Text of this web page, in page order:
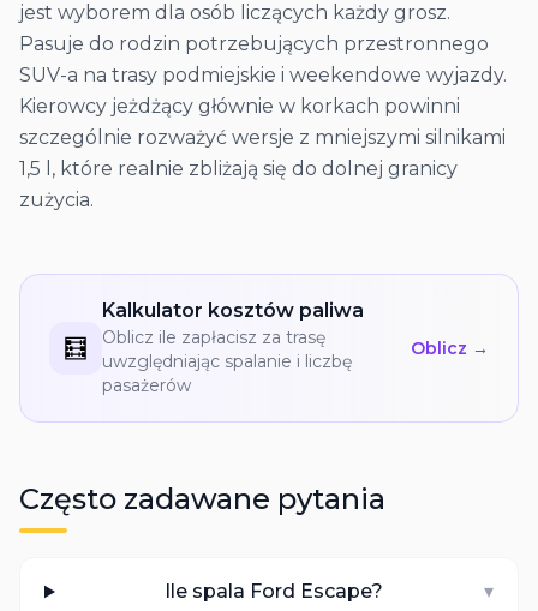
jest wyborem dla osób liczących każdy grosz.
Pasuje do rodzin potrzebujących przestronnego
SUV-a na trasy podmiejskie i weekendowe wyjazdy.
Kierowcy jeżdżący głównie w korkach powinni
szczególnie rozważyć wersje z mniejszymi silnikami
1,5 l, które realnie zbliżają się do dolnej granicy
zużycia.
🧮
Kalkulator kosztów paliwa
Oblicz ile zapłacisz za trasę
uwzględniając spalanie i liczbę
pasażerów
Oblicz →
Często zadawane pytania
Ile spala Ford Escape? ▾